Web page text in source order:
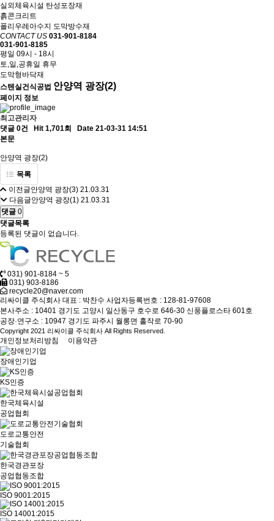
실외체육시설 탄성포장재
흙콘크리트
폴리우레아수지 도막방수재
CONTACT US 031-901-8184
031-901-8185
평일 09시 - 18시
토,일,공휴일 휴무
도막형바닥재
스텐실건식공법 안양역 광장(2)
페이지 정보
최고관리자
댓글 0건
Hit 1,701회
Date 21-03-31 14:51
본문
안양역 광장(2)
목록
이전글안양역 광장(3) 21.03.31
다음글안양역 광장(1) 21.03.31
댓글 0
댓글목록
등록된 댓글이 없습니다.
031) 901-8184 ~ 5
031) 903-8186
recycle20@naver.com
리싸이클 주식회사 대표 : 박찬수 사업자등록번호 : 128-81-97608
본사주소 : 10401 경기도 고양시 일산동구 호수로 646-30 신풍플로스타 601호
공장·연구소 : 10947 경기도 파주시 월롱면 홀작로 70-90
Copyright 2021 리싸이클 주식회사 All Rights Reserved.
개인정보처리방침 이용약관
장애인기업
KS인증
한국체육시설
공업협회
도로교통안전
기술협회
한국경관포장
공업협동조합
ISO 9001:2015
ISO 14001:2015